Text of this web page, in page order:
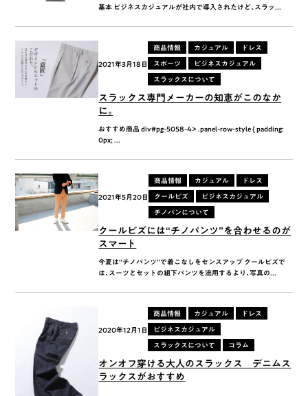
基本 ビジネスカジュアルが社内で導入されたけど、スラッ...
2021年3月18日
商品情報 カジュアル ドレス
スポーツ ビジネスカジュアル
スラックスについて
スラックス専門メーカーの知恵がこのなか
に。
おすすめ商品 div#pg-5058-4> .panel-row-style { padding:
0px; ...
2021年5月20日
商品情報 カジュアル ドレス
クールビズ ビジネスカジュアル
チノパンについて
クールビズには“チノパンツ”を合わせるのが
スマート
今夏は“チノパンツ”で着こなしをセンスアップ クールビズで
は、スーツとセットの組下パンツを流用するより、写真の...
2020年12月1日
商品情報 カジュアル ドレス
ビジネスカジュアル
スラックスについて コラム
オンオフ穿ける大人のスラックス デニムス
ラックスがおすすめ